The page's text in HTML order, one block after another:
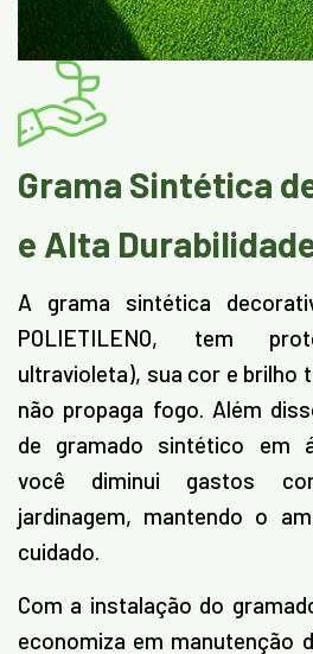
Grama Sintética
e Alta
A grama sintética
POLIETILENO, tem
ultravioleta), sua cor e brilho
não propaga fogo. Além
de gramado sintético em
você diminui gastos
jardinagem, mantendo o
cuidado.
Com a instalação do
economiza em manutenção